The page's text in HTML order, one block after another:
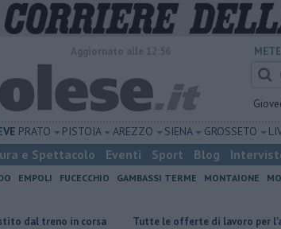
PRATO PISTOIA AREZZO SIENA GROSSETO
e Spettacolo Eventi Sport Blog
EMPOLI FUCECCHIO GAMBASSI TERME MONTAIONE
in corsa ​Tutte le offerte di lavoro per l'area